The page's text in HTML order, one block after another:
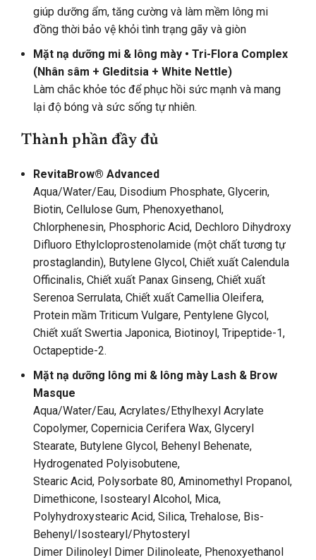
giúp dưỡng ẩm, tăng cường và làm mềm lông mi
đồng thời bảo vệ khỏi tình trạng gãy và giòn
Mặt nạ dưỡng mi & lông mày • Tri-Flora Complex
(Nhân sâm + Gleditsia + White Nettle)
Làm chắc khỏe tóc để phục hồi sức mạnh và mang
lại độ bóng và sức sống tự nhiên.
Thành phần đầy đủ
RevitaBrow® Advanced
Aqua/Water/Eau, Disodium Phosphate, Glycerin,
Biotin, Cellulose Gum, Phenoxyethanol,
Chlorphenesin, Phosphoric Acid, Dechloro Dihydroxy
Difluoro Ethylcloprostenolamide (một chất tương tự
prostaglandin), Butylene Glycol, Chiết xuất Calendula
Officinalis, Chiết xuất Panax Ginseng, Chiết xuất
Serenoa Serrulata, Chiết xuất Camellia Oleifera,
Protein mầm Triticum Vulgare, Pentylene Glycol,
Chiết xuất Swertia Japonica, Biotinoyl, Tripeptide-1,
Octapeptide-2.
Mặt nạ dưỡng lông mi & lông mày Lash & Brow
Masque
Aqua/Water/Eau, Acrylates/Ethylhexyl Acrylate
Copolymer, Copernicia Cerifera Wax, Glyceryl
Stearate, Butylene Glycol, Behenyl Behenate,
Hydrogenated Polyisobutene,
Stearic Acid, Polysorbate 80, Aminomethyl Propanol,
Dimethicone, Isostearyl Alcohol, Mica,
Polyhydroxystearic Acid, Silica, Trehalose, Bis-
Behenyl/Isostearyl/Phytosteryl
Dimer Dilinoleyl Dimer Dilinoleate, Phenoxyethanol